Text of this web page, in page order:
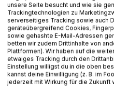
"Weil ich weiß, dass im Lauf
Gedächtnis entschwindet,
einiges aufzuschreiben. Ich
großen Taten reden."
Diese Passage aus den
seines Großvaters Karl Dreher
ersten Weltkrieg in den Jahren
Enkel Ralf-Uwe Schrenk die
unsere Seite besucht und wie sie
Trackingtechnologien zu
serverseitiges Tracking sowie auch
geräteübergreifend Cookies,
sowie gehashte E-Mail-Adressen
betten wir zudem Drittinhalte von
Plattformen). Wir haben auf die
etwaiges Tracking durch den
Einstellung willigst du in die oben
kannst deine Einwilligung (z. B. im
jederzeit mit Wirkung für die Zukunft